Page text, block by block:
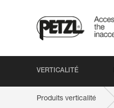
VERTICALITÉ
Produits verticalité